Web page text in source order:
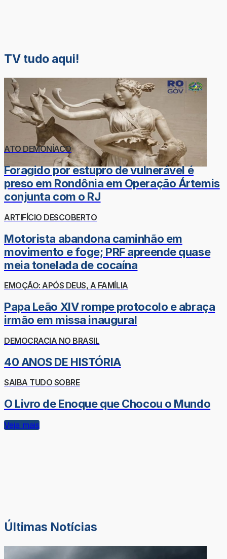
TV tudo aqui!
ATO DEMONÍACO
Foragido por estupro de vulnerável é
preso em Rondônia em Operação Ártemis
conjunta com o RJ
ARTIFÍCIO DESCOBERTO
Motorista abandona caminhão em
movimento e foge; PRF apreende quase
meia tonelada de cocaína
EMOÇÃO: APÓS DEUS, A FAMÍLIA
Papa Leão XIV rompe protocolo e abraça
irmão em missa inaugural
DEMOCRACIA NO BRASIL
40 ANOS DE HISTÓRIA
SAIBA TUDO SOBRE
O Livro de Enoque que Chocou o Mundo
Veja mais
Últimas Notícias